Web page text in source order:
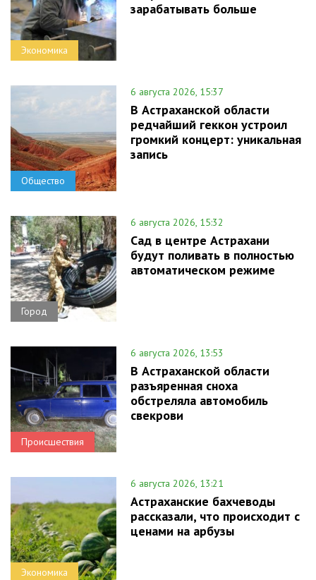
Экономика
зарабатывать больше
Общество
6 августа 2026, 15:37
В Астраханской области
редчайший геккон устроил
громкий концерт: уникальная
запись
Город
6 августа 2026, 15:32
Сад в центре Астрахани
будут поливать в полностью
автоматическом режиме
Происшествия
6 августа 2026, 13:53
В Астраханской области
разъяренная сноха
обстреляла автомобиль
свекрови
Экономика
6 августа 2026, 13:21
Астраханские бахчеводы
рассказали, что происходит с
ценами на арбузы